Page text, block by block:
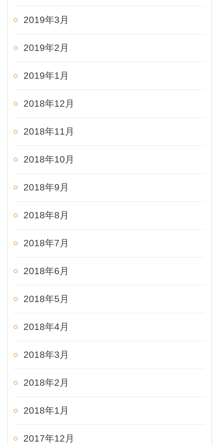
2019年3月
2019年2月
2019年1月
2018年12月
2018年11月
2018年10月
2018年9月
2018年8月
2018年7月
2018年6月
2018年5月
2018年4月
2018年3月
2018年2月
2018年1月
2017年12月